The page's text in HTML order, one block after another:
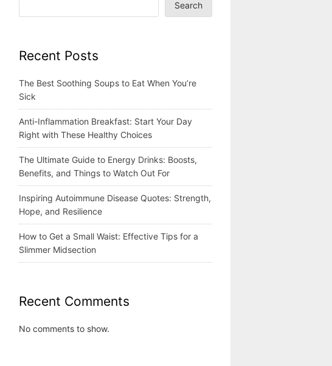
Search
Recent Posts
The Best Soothing Soups to Eat When You’re
Sick
Anti-Inflammation Breakfast: Start Your Day
Right with These Healthy Choices
The Ultimate Guide to Energy Drinks: Boosts,
Benefits, and Things to Watch Out For
Inspiring Autoimmune Disease Quotes: Strength,
Hope, and Resilience
How to Get a Small Waist: Effective Tips for a
Slimmer Midsection
Recent Comments
No comments to show.